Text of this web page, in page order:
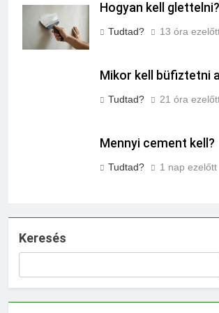
Hogyan kell glettelni?
Tudtad? 13 óra
Mikor kell büfiztetni
Tudtad? 21 óra
Mennyi cement kell?
Tudtad? 1 nap ezelőtt
Keresés